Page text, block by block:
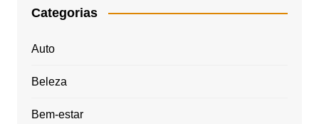
Categorias
Auto
Beleza
Bem-estar